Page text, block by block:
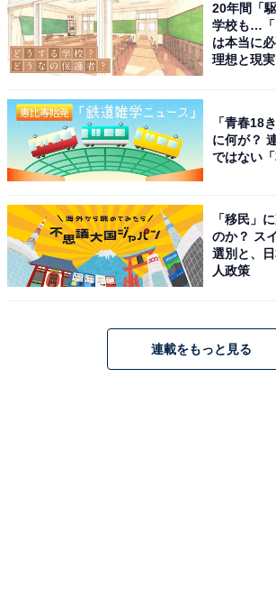
20年間「
学校も…「
は本当に
理想と現実
「青春18
に何が？
ではない「
「移民」
のか？ ス
選別と、
人政策
連載をもっと見る